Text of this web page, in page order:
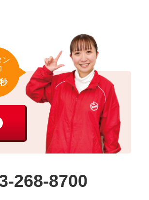
ン
秒
268-8700